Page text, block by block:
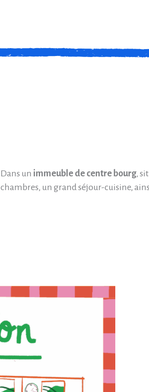
Dans un immeuble de centre bourg,
chambres, un grand séjour-cuisine,